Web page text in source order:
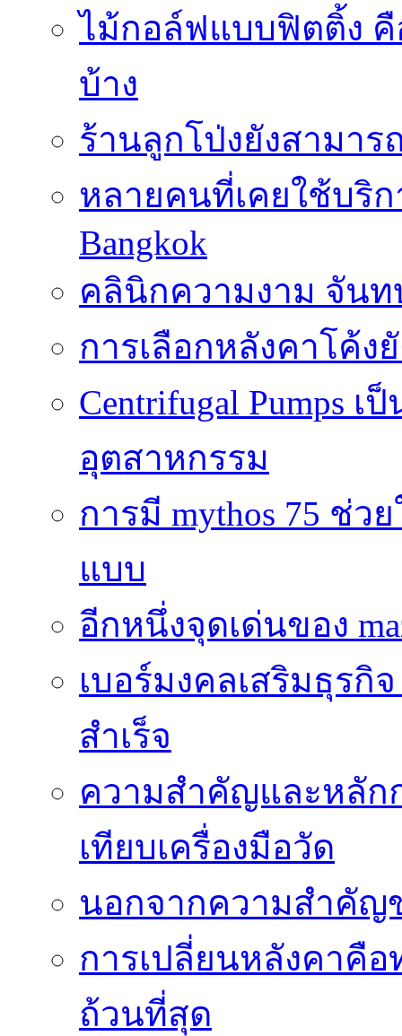
ไม้กอล์ฟแบบฟิตติ้ง คื
บ้าง
ร้านลูกโป่งยังสามา
หลายคนที่เคยใช้บริกา
Bangkok
คลินิกความงาม จันท
การเลือกหลังคาโค้
Centrifugal Pumps
อุตสาหกรรม
การมี mythos 75 ช่
แบบ
อีกหนึ่งจุดเด่นของ
เบอร์มงคลเสริมธุร
สำเร็จ
ความสำคัญและหลัก
เทียบเครื่องมือวัด
นอกจากความสำคัญ
การเปลี่ยนหลังคาคื
ถ้วนที่สุด